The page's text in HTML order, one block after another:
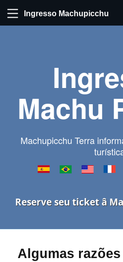
Ingresso Machupicchu
Machu
Machupicchu Terra
Reserve seu ticket â
Algumas